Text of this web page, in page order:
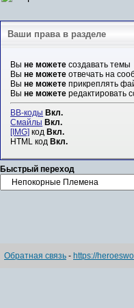
Ваши права в разделе
Выне можете создавать темы
Выне можете отвечать на
Выне можете прикреплять
Выне можете редактировать
BB-коды Вкл.
Смайлы Вкл.
[IMG] код Вкл.
HTML код Вкл.
Быстрый переход
Обратная связь - https://